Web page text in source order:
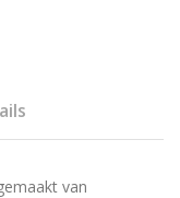
van